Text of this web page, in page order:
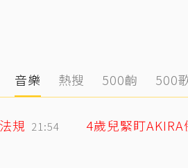
音樂 熱搜 500齣 500
規 21:54 4歲兒緊盯AKIRA